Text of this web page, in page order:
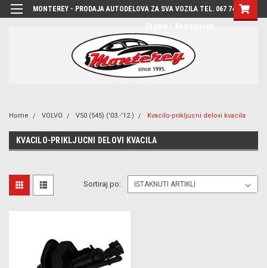
MONTEREY - PRODAJA AUTODELOVA ZA SVA VOZILA TEL. 067 7444-780
Home VOLVO V50 (545) ('03.-'12.) Kvacilo-prikljucni delovi kvacila
KVACILO-PRIKLJUCNI DELOVI KVACILA
Sortiraj po: